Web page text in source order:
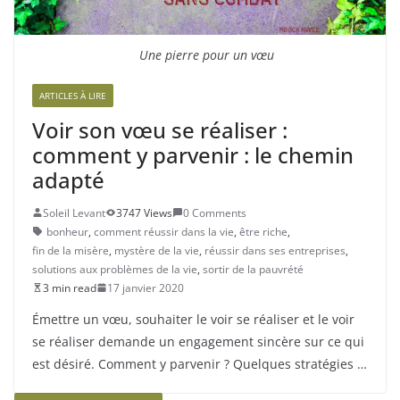
Une pierre pour un vœu
ARTICLES À LIRE
Voir son vœu se réaliser :
comment y parvenir : le chemin
adapté
Soleil Levant 3747 Views
0 Comments
bonheur, comment réussir dans la vie, être riche,
fin de la misère, mystère de la vie, réussir dans ses entreprises,
solutions aux problèmes de la vie, sortir de la pauvrété
3 min read
17 janvier 2020
Émettre un vœu, souhaiter le voir se réaliser et le voir
se réaliser demande un engagement sincère sur ce qui
est désiré. Comment y parvenir ? Quelques stratégies …